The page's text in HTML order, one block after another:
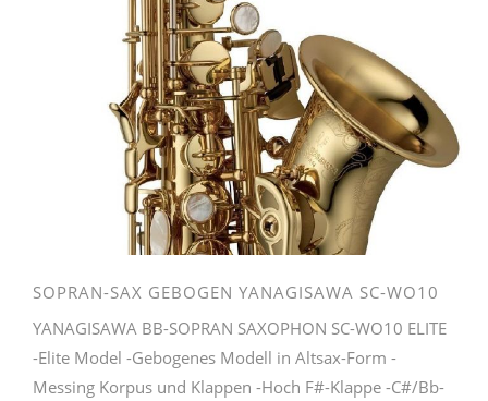
SOPRAN-SAX GEBOGEN YANAGISAWA SC-WO10
YANAGISAWA BB-SOPRAN SAXOPHON SC-WO10 ELITE
-Elite Model -Gebogenes Modell in Altsax-Form -
Messing Korpus und Klappen -Hoch F#-Klappe -C#/Bb-